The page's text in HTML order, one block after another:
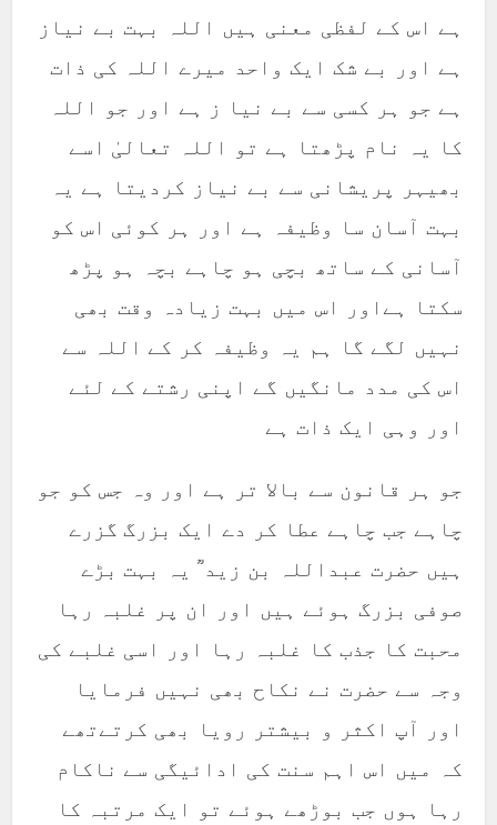
ہے اس کے لفظی معنی ہیں اللہ بہت بے نیاز
ہے اور بے شک ایک واحد میرے اللہ کی ذات
ہے جو ہر کسی سے بے نیا ز ہے اور جو اللہ
کا یہ نام پڑھتا ہے تو اللہ تعالیٰ اسے
بھیہر پریشانی سے بے نیاز کردیتا ہے یہ
بہت آسان سا وظیفہ ہے اور ہر کوئی اس کو
آسانی کے ساتھ بچی ہو چاہے بچہ ہو پڑھ
سکتا ہےاور اس میں بہت زیادہ وقت بھی
نہیں لگے گا ہم یہ وظیفہ کر کے اللہ سے
اس کی مدد مانگیں گے اپنی رشتے کے لئے
اور وہی ایک ذات ہے
جو ہر قانون سے بالا تر ہے اور وہ جس کو جو
چاہے جب چاہے عطا کر دے ایک بزرگ گزرے
ہیں حضرت عبداللہ بن زید ؒ یہ بہت بڑے
صوفی بزرگ ہوئے ہیں اور ان پر غلبہ رہا
محبت کا جذب کا غلبہ رہا اور اسی غلبے کی
وجہ سے حضرت نے نکاح بھی نہیں فرمایا
اور آپ اکثر و بیشتر رویا بھی کرتےتھے
کہ میں اس اہم سنت کی ادائیگی سے ناکام
رہا ہوں جب بوڑھے ہوئے تو ایک مرتبہ کا